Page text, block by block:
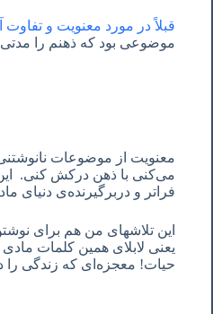
قبلاً در مورد معنویت و
موضوعی بود که ذهنم را
معنویت از موضوعات
می‌کنی با ذهن درکش کنی.
فراتر و دربرگیرنده‌ی
این تلاشهای من هم برای
یعنی لابلای همین کلمات
حیات! معجزه‌ای که زندگی را